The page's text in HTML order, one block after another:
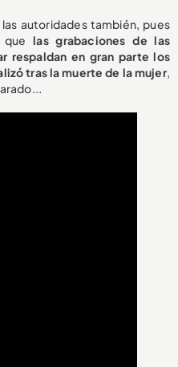
autoridades también, pues
quelas grabaciones de las
respaldan en gran parte los
tras la muerte de la mujer,